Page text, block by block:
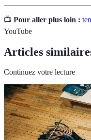
📺 Pour aller plus loin :
YouTube
Articles
Continuez votre lecture